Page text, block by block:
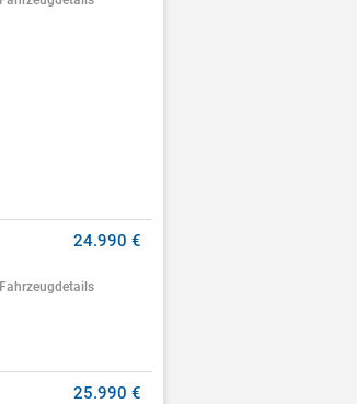
24.990 €
Fahrzeugdetails
25.990 €